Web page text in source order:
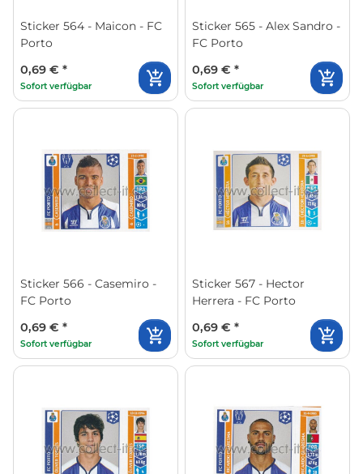
Sticker 564 - Maicon - FC
Porto
0,69 € *
Sofort verfügbar
Sticker 565 - Alex Sandro -
FC Porto
0,69 € *
Sofort verfügbar
Sticker 566 - Casemiro -
FC Porto
0,69 € *
Sofort verfügbar
Sticker 567 - Hector
Herrera - FC Porto
0,69 € *
Sofort verfügbar